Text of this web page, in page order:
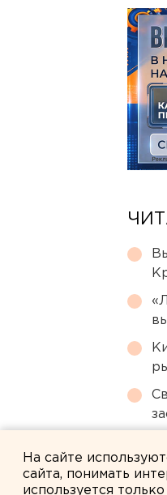
На сайте
сайта, понимать
используется